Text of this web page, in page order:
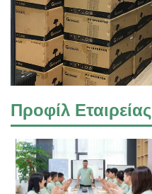
Προφίλ Εταιρείας